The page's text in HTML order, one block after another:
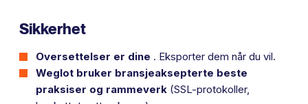
Sikkerhet
Oversettelser er dine . Eksporter dem når du vil.
Weglot bruker bransjeaksepterte beste
praksiser og rammeverk (SSL-protokoller,